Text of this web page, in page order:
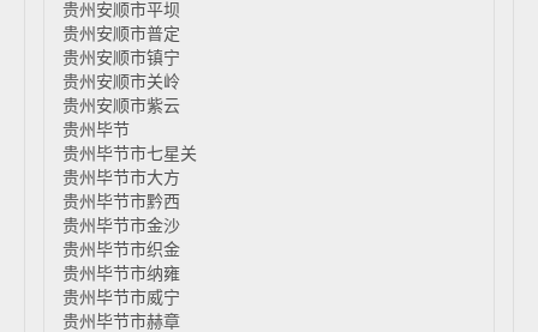
贵州安顺市平坝
贵州安顺市普定
贵州安顺市镇宁
贵州安顺市关岭
贵州安顺市紫云
贵州毕节
贵州毕节市七星关
贵州毕节市大方
贵州毕节市黔西
贵州毕节市金沙
贵州毕节市织金
贵州毕节市纳雍
贵州毕节市威宁
贵州毕节市赫章